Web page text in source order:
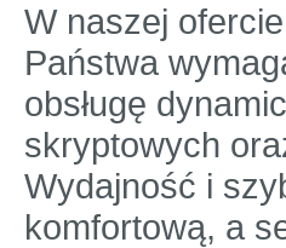
W naszej
Państwa
obsługę
skryptowych
Wydajność i
komfortową, a